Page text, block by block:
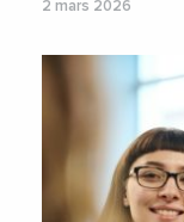
2 mars 2026